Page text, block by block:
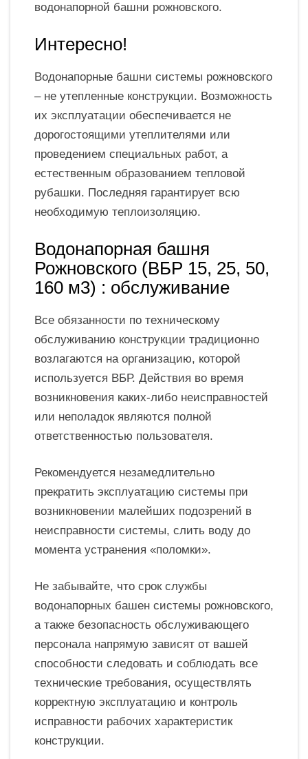
водонапорной башни рожновского.
Интересно!
Водонапорные башни системы рожновского
– не утепленные конструкции. Возможность
их эксплуатации обеспечивается не
дорогостоящими утеплителями или
проведением специальных работ, а
естественным образованием тепловой
рубашки. Последняя гарантирует всю
необходимую теплоизоляцию.
Водонапорная башня
Рожновского (ВБР 15, 25, 50,
160 м3) : обслуживание
Все обязанности по техническому
обслуживанию конструкции традиционно
возлагаются на организацию, которой
используется ВБР. Действия во время
возникновения каких-либо неисправностей
или неполадок являются полной
ответственностью пользователя.
Рекомендуется незамедлительно
прекратить эксплуатацию системы при
возникновении малейших подозрений в
неисправности системы, слить воду до
момента устранения «поломки».
Не забывайте, что срок службы
водонапорных башен системы рожновского,
а также безопасность обслуживающего
персонала напрямую зависят от вашей
способности следовать и соблюдать все
технические требования, осуществлять
корректную эксплуатацию и контроль
исправности рабочих характеристик
конструкции.